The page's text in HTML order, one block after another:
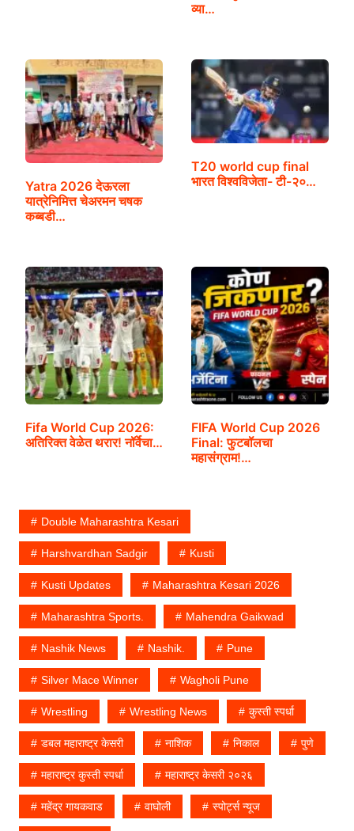
व्या…
Yatra 2026 देऊरला
यात्रेनिमित्त चेअरमन चषक
कब्बडी…
T20 world cup final
भारत विश्वविजेता- टी-२०…
Fifa World Cup 2026:
अतिरिक्त वेळेत थरार! नॉर्वेचा…
FIFA World Cup 2026
Final: फुटबॉलचा
महासंग्राम!…
Double Maharashtra Kesari
Harshvardhan Sadgir Kusti
Kusti Updates Maharashtra Kesari 2026
Maharashtra Sports. Mahendra Gaikwad
Nashik News Nashik. Pune
Silver Mace Winner Wagholi Pune
Wrestling Wrestling News कुस्ती स्पर्धा
डबल महाराष्ट्र केसरी नाशिक निकाल पुणे
महाराष्ट्र कुस्ती स्पर्धा महाराष्ट्र केसरी २०२६
महेंद्र गायकवाड वाघोली स्पोर्ट्स न्यूज